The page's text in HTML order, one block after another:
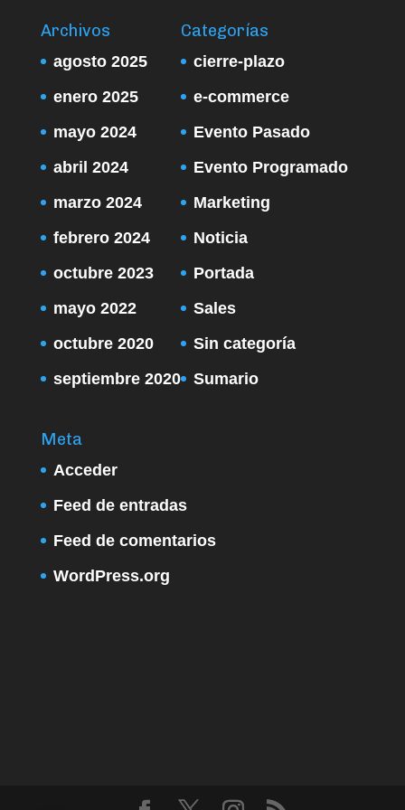
Archivos
agosto 2025
enero 2025
mayo 2024
abril 2024
marzo 2024
febrero 2024
octubre 2023
mayo 2022
octubre 2020
septiembre 2020
Categorías
cierre-plazo
e-commerce
Evento Pasado
Evento Programado
Marketing
Noticia
Portada
Sales
Sin categoría
Sumario
Meta
Acceder
Feed de entradas
Feed de comentarios
WordPress.org